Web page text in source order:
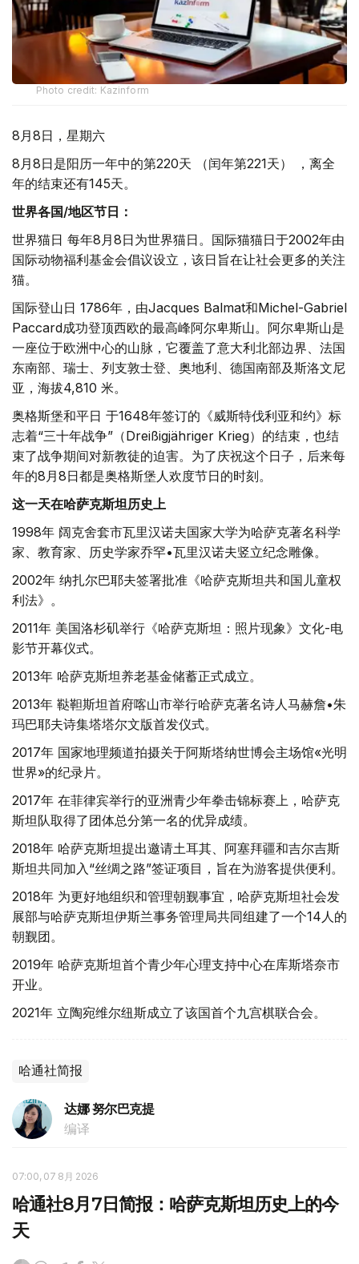
Photo credit: Kazinform
8月8日，星期六
8月8日是阳历一年中的第220天 （闰年第221天） ，离全
年的结束还有145天。
世界各国/地区节日：
世界猫日 每年8月8日为世界猫日。国际猫猫日于2002年由
国际动物福利基金会倡议设立，该日旨在让社会更多的关注
猫。
国际登山日 1786年，由Jacques Balmat和Michel-Gabriel
Paccard成功登顶西欧的最高峰阿尔卑斯山。阿尔卑斯山是
一座位于欧洲中心的山脉，它覆盖了意大利北部边界、法国
东南部、瑞士、列支敦士登、奥地利、德国南部及斯洛文尼
亚，海拔4,810 米。
奥格斯堡和平日 于1648年签订的《威斯特伐利亚和约》标
志着“三十年战争”（Dreißigjähriger Krieg）的结束，也结
束了战争期间对新教徒的迫害。为了庆祝这个日子，后来每
年的8月8日都是奥格斯堡人欢度节日的时刻。
这一天在哈萨克斯坦历史上
1998年 阔克舍套市瓦里汉诺夫国家大学为哈萨克著名科学
家、教育家、历史学家乔罕•瓦里汉诺夫竖立纪念雕像。
2002年 纳扎尔巴耶夫签署批准《哈萨克斯坦共和国儿童权
利法》。
2011年 美国洛杉矶举行《哈萨克斯坦：照片现象》文化-电
影节开幕仪式。
2013年 哈萨克斯坦养老基金储蓄正式成立。
2013年 鞑靼斯坦首府喀山市举行哈萨克著名诗人马赫詹•朱
玛巴耶夫诗集塔塔尔文版首发仪式。
2017年 国家地理频道拍摄关于阿斯塔纳世博会主场馆«光明
世界»的纪录片。
2017年 在菲律宾举行的亚洲青少年拳击锦标赛上，哈萨克
斯坦队取得了团体总分第一名的优异成绩。
2018年 哈萨克斯坦提出邀请土耳其、阿塞拜疆和吉尔吉斯
斯坦共同加入“丝绸之路”签证项目，旨在为游客提供便利。
2018年 为更好地组织和管理朝觐事宜，哈萨克斯坦社会发
展部与哈萨克斯坦伊斯兰事务管理局共同组建了一个14人的
朝觐团。
2019年 哈萨克斯坦首个青少年心理支持中心在库斯塔奈市
开业。
2021年 立陶宛维尔纽斯成立了该国首个九宫棋联合会。
哈通社简报
达娜 努尔巴克提
编译
07:00, 07 8月 2026
哈通社8月7日简报：哈萨克斯坦历史上的今
天